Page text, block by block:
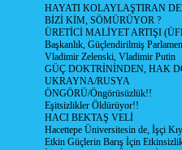
HAYATI KOLAYLAŞTIRAN
BİZİ KİM, SÖMÜRÜYOR ?
ÜRETİCİ MALİYET ARTIŞI
Başkanlık, Güçlendirilmiş
Vladimir Zelenski, Vladimir Putin
GÜÇ DOKTRİNİNDEN, HAK
UKRAYNA/RUSYA
ÖNGÖRÜ/Öngörüsüzlük!!
Eşitsizlikler Öldürüyor!!
HACI BEKTAŞ VELİ
Hacettepe Üniversitesin de, İşçi
Etkin Güçlerin Barış İçin